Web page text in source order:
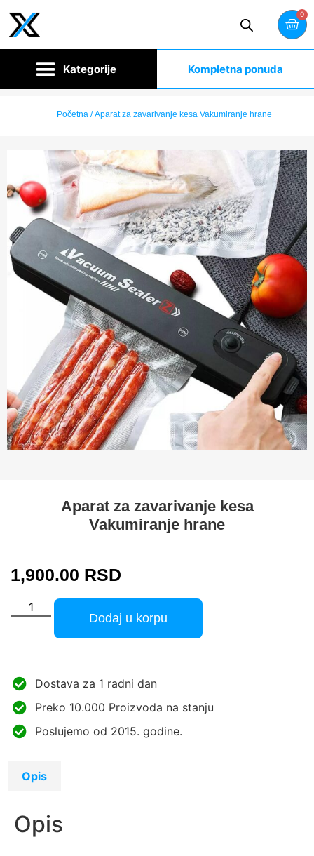
0
Kompletna ponuda
Početna/ Aparat za zavarivanje kesa Vakumiranje hrane
Aparat za zavarivanje kesa
Vakumiranje hrane
1,900.00 RSD
Dodaj u korpu
Dostava za 1 radni dan
Preko 10.000 Proizvoda na stanju
Poslujemo od 2015. godine.
Opis
Opis